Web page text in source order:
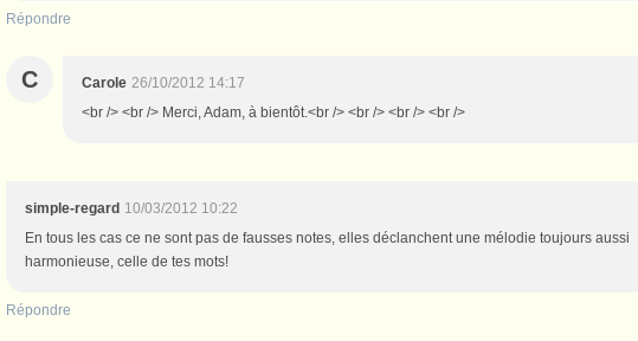
Répondre
C Carole 26/10/2012 14:17
<br /> <br /> Merci, Adam, à bientôt.<br /> <br /> <br /> <br />
simple-regard 10/03/2012 10:22
En tous les cas ce ne sont pas de fausses notes, elles déclanchent une mélodie toujours aussi
harmonieuse, celle de tes mots!
Répondre